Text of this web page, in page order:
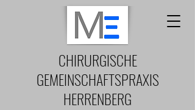
CHIRURGISCHE
GEMEINSCHAFTSPRAXIS
HERRENBERG